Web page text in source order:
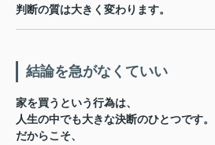
判断の質は大きく変わります。
結論を急がなくていい
家を買うという行為は、
人生の中でも大きな決断のひとつです。
だからこそ、